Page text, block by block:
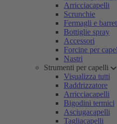
Arricciacapelli
Scrunchie
Fermagli e
Bottiglie spray
Accessori
Forcine per
Nastri
Strumenti per capelli
Visualizza tutti
Raddrizzatore
Arricciacapelli
Bigodini termici
Asciugacapelli
Tagliacapelli